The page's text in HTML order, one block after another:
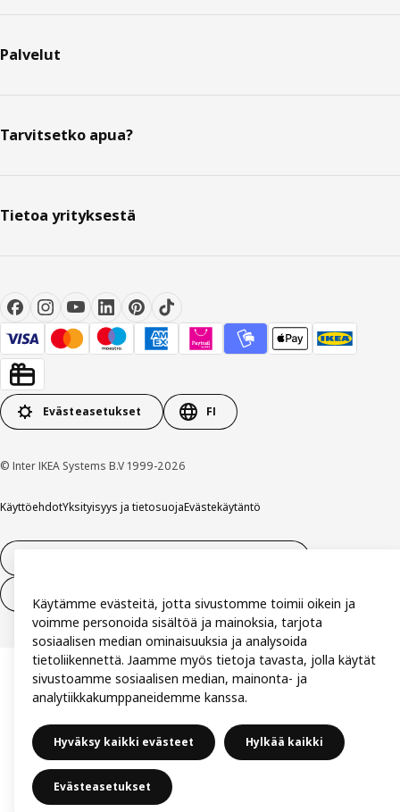
Palvelut
Tarvitsetko apua?
Tietoa yrityksestä
Evästeasetukset FI
© Inter IKEA Systems B.V 1999-2026
KäyttöehdotYksityisyys ja tietosuojaEvästekäytäntö
Käytämme evästeitä, jotta sivustomme toimii oikein ja
voimme personoida sisältöä ja mainoksia, tarjota
sosiaalisen median ominaisuuksia ja analysoida
tietoliikennettä. Jaamme myös tietoja tavasta, jolla käytät
sivustoamme sosiaalisen median, mainonta- ja
analytiikkakumppaneidemme kanssa.
Hyväksy kaikki evästeet Hylkää kaikki
Evästeasetukset